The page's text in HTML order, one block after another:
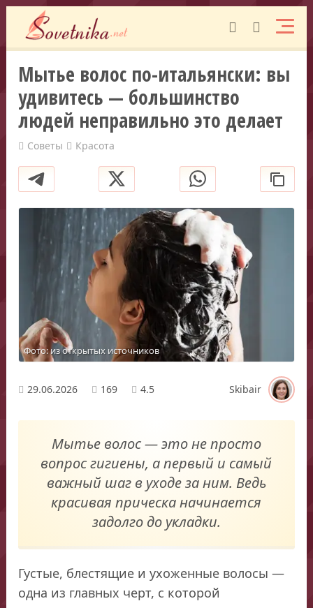
Мытье волос по-итальянски: вы
удивитесь — большинство
людей неправильно это делает
Советы Красота
Фото: из открытых источников
29.06.2026 169 4.5 Skibair
Мытье волос — это не просто
вопрос гигиены, а первый и самый
важный шаг в уходе за ним. Ведь
красивая прическа начинается
задолго до укладки.
Густые, блестящие и ухоженные волосы —
одна из главных черт, с которой